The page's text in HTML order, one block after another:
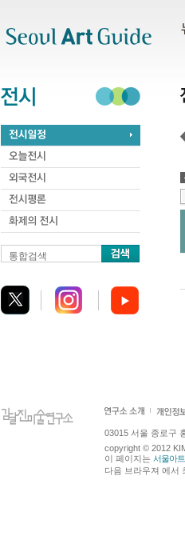
통합검색
03015 서울 종로구
copyright © 2012
이 페이지는 서울아
다음 브라우져 에서